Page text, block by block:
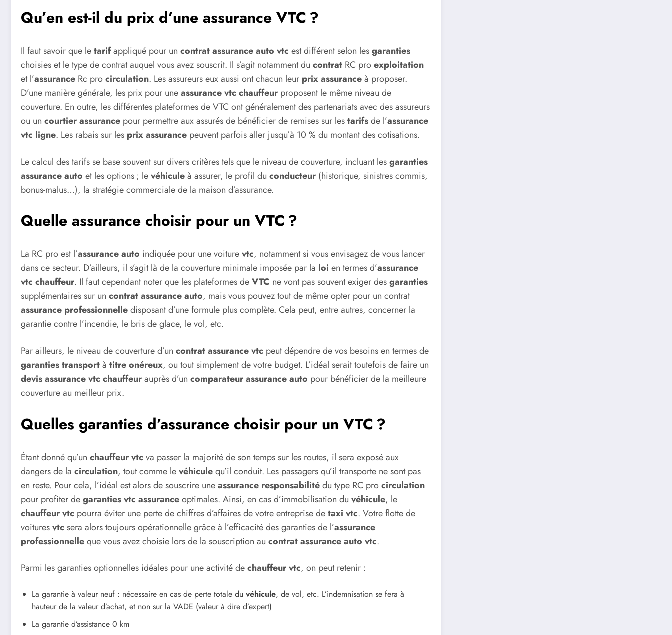
Qu’en est-il du prix d’une assurance VTC ?
Il faut savoir que letarifappliqué pour un contrat assurance auto vtc est différent selon lesgaranties
choisies et le type de contrat auquel vous avez souscrit. Il s’agit notamment du contrat RC proexploitation
et l’assurance Rc procirculation. Les assureurs eux aussi ont chacun leur prix assuranceà proposer.
D’une manière générale, les prix pour uneassurance vtc chauffeur proposent le même niveau de
couverture. En outre, les différentes plateformes de VTC ont généralement des partenariats avec des assureurs
ou un courtier assurance pour permettre aux assurés de bénéficier de remises sur lestarifsde l’assurance
vtc ligne. Les rabais sur les prixassurance peuvent parfois aller jusqu’à 10 % du montant des cotisations.
Le calcul des tarifs se base souvent sur divers critères tels que le niveau de couverture, incluant lesgaranties
assurance auto et les options ; levéhiculeà assurer, le profil du conducteur (historique, sinistres commis,
bonus-malus…), la stratégie commerciale de la maison d’assurance.
Quelle assurance choisir pour un VTC ?
La RC pro est l’assurance auto indiquée pour une voiturevtc, notamment si vous envisagez de vous lancer
dans ce secteur. D’ailleurs, il s’agit là de la couverture minimale imposée par la loi en termes d’assurance
vtc chauffeur. Il faut cependant noter que les plateformes deVTC ne vont pas souvent exiger desgaranties
supplémentaires sur un contrat assurance auto, mais vous pouvez tout de même opter pour un contrat
assurance professionnelledisposant d’une formule plus complète. Cela peut, entre autres, concerner la
garantie contre l’incendie, le bris de glace, le vol, etc.
Par ailleurs, le niveau de couverture d’un contrat assurance vtc peut dépendre de vos besoins en termes de
garanties transportà titre onéreux, ou tout simplement de votre budget. L’idéal serait toutefois de faire un
devis assurancevtc chauffeurauprès d’un comparateur assurance auto pour bénéficier de la meilleure
couverture au meilleur prix.
Quelles garanties d’assurance choisir pour un VTC ?
Étant donné qu’un chauffeur vtc va passer la majorité de son temps sur les routes, il sera exposé aux
dangers de la circulation, tout comme levéhiculequ’il conduit. Les passagers qu’il transporte ne sont pas
en reste. Pour cela, l’idéal est alors de souscrire uneassurance responsabilitédu type RC procirculation
pour profiter degaranties vtc assuranceoptimales. Ainsi, en cas d’immobilisation du véhicule, le
chauffeur vtc pourra éviter une perte de chiffres d’affaires de votre entreprise detaxi vtc. Votre flotte de
voituresvtc sera alors toujours opérationnelle grâce à l’efficacité des garanties de l’assurance
professionnelleque vous avez choisie lors de la souscription au contrat assurance auto vtc.
Parmi les garanties optionnelles idéales pour une activité dechauffeur vtc, on peut retenir :
La garantie à valeur neuf : nécessaire en cas de perte totale du véhicule, de vol, etc. L’indemnisation se fera à
hauteur de la valeur d’achat, et non sur la VADE (valeur à dire d’expert)
La garantie d’assistance 0 km